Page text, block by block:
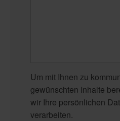
Um mit Ihnen zu
gewünschten Inhalte
wir Ihre persönlichen
verarbeiten.